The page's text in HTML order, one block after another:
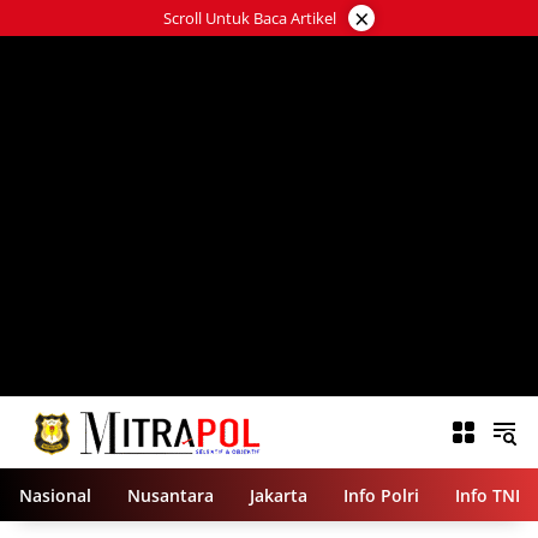
ke
Scroll Untuk Baca Artikel ×
Nasional Nusantara Jakarta Info Polri Info TNI